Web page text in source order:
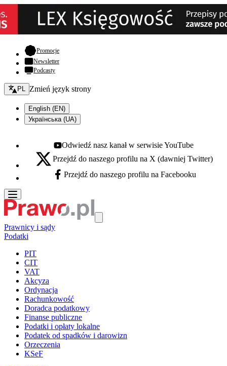
Promocje- otwiera się w nowej karcie
Newsletter
Podcasty
Zmień język - bieżący:
PL Zmień język strony
English (EN)
Українська (UA)
Youtube - otwiera się w nowej karcie
Odwiedź nasz kanał w serwisie YouTube
X - otwiera się w nowej karcie
Przejdź do naszego profilu na X (dawniej Twitter)
Facebook - otwiera się w nowej karcie
Przejdź do naszego profilu na Facebooku
Prawnicy i sądy
Podatki
PIT
CIT
VAT
Akcyza
Ordynacja
Rachunkowość
Doradca podatkowy
Finanse publiczne
Podatki i opłaty lokalne
Podatek od spadków i darowizn
Orzeczenia
KSeF